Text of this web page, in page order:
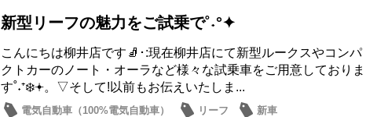
新型リーフの魅力をご試乗で˚˖°✦
こんにちは柳井店です🧦･:現在柳井店にて新型ルークスやコンパ
クトカーのノート・オーラなど様々な試乗車をご用意しておりま
す˚˖⁺❄️𖥔。▽そして!以前もお伝えいたしま...
電気自動車（100%電気自動車） リーフ
新車